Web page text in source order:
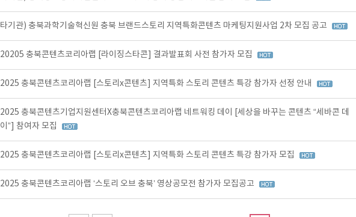
타기관) 충북과학기술혁신원 충북 브랜드스토리 지역특화콘텐츠 마케팅지원사업 2차 모집 공고
20205 충북콘텐츠코리아랩 [라이징스타콘] 결과발표회 사전 참가자 모집
2025 충북콘텐츠코리아랩 [스토리x콘텐츠] 지역특화 스토리 콘텐츠 특강 참가자 선정 안내
2025 충북콘텐츠기업지원센터X충북콘텐츠코리아랩 네트워킹 데이 [세상을 바꾸는 콘텐츠 “세바콘 데
이”] 참여자 모집
2025 충북콘텐츠코리아랩 [스토리x콘텐츠] 지역특화 스토리 콘텐츠 특강 참가자 모집
2025 충북콘텐츠코리아랩 ‘스토리 오브 충북’ 영상공모전 참가자 모집공고